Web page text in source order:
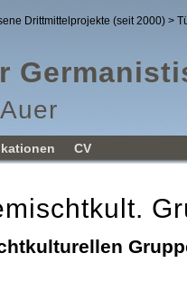
Drittmittelprojekte (seit 2000) >
CV